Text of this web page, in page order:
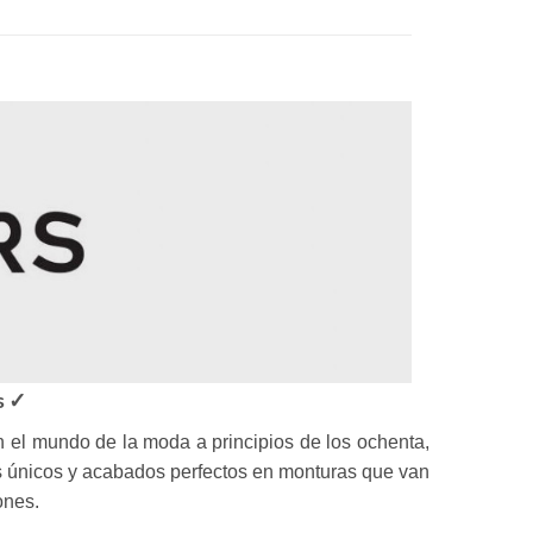
✓
mundo de la moda a principios de los ochenta,
y acabados perfectos en monturas que van